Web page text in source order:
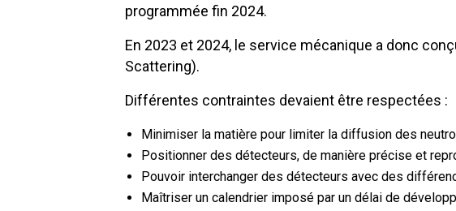
programmée fin 2024.
En 2023 et 2024, le service mécanique a donc
Scattering).
Différentes contraintes devaient être respectées :
Minimiser la matière pour limiter la diffusion des
Positionner des détecteurs, de manière précise et
Pouvoir interchanger des détecteurs avec des
Maîtriser un calendrier imposé par un délai de